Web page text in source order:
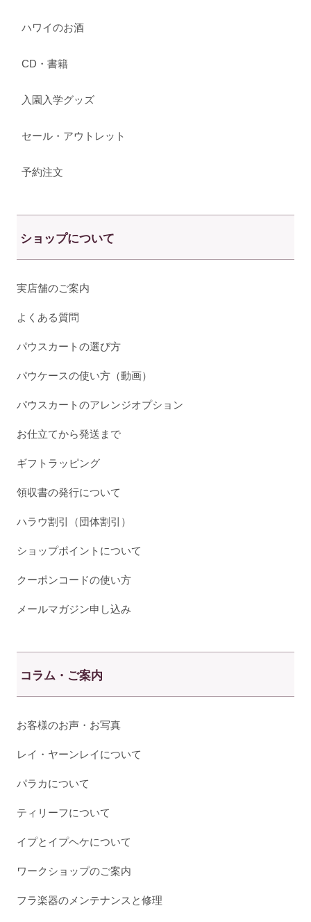
ハワイのお酒
CD・書籍
入園入学グッズ
セール・アウトレット
予約注文
ショップについて
実店舗のご案内
よくある質問
パウスカートの選び方
パウケースの使い方（動画）
パウスカートのアレンジオプション
お仕立てから発送まで
ギフトラッピング
領収書の発行について
ハラウ割引（団体割引）
ショップポイントについて
クーポンコードの使い方
メールマガジン申し込み
コラム・ご案内
お客様のお声・お写真
レイ・ヤーンレイについて
パラカについて
ティリーフについて
イプとイプヘケについて
ワークショップのご案内
フラ楽器のメンテナンスと修理